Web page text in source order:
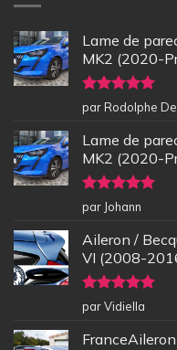
Lame de
MK2 (2020-
Note5sur
5
par Rodolphe
Lame de
MK2 (2020-
Note5sur
5
par Johann
Aileron /
VI (2008-
Note5sur
5
par Vidiella